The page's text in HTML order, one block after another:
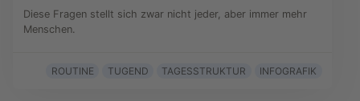
Diese Fragen stellt sich zwar nicht jeder, aber immer mehr
Menschen.
ROUTINE TUGEND TAGESSTRUKTUR INFOGRAFIK